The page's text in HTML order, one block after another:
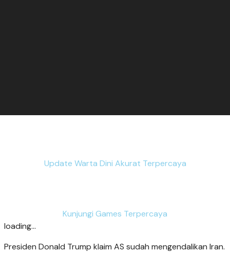
Update Warta Dini Akurat Terpercaya
Kunjungi Games Terpercaya
loading...
Presiden Donald Trump klaim AS sudah mengendalikan Iran.